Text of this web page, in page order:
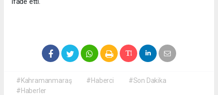
#Kahramanmaraş #Haberci
#Son Dakika
#Haberler